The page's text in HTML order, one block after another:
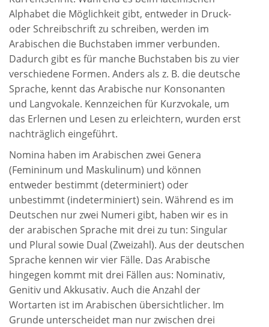
Alphabet die Möglichkeit gibt, entweder in Druck-
oder Schreibschrift zu schreiben, werden im
Arabischen die Buchstaben immer verbunden.
Dadurch gibt es für manche Buchstaben bis zu vier
verschiedene Formen. Anders als z. B. die deutsche
Sprache, kennt das Arabische nur Konsonanten
und Langvokale. Kennzeichen für Kurzvokale, um
das Erlernen und Lesen zu erleichtern, wurden erst
nachträglich eingeführt.
Nomina haben im Arabischen zwei Genera
(Femininum und Maskulinum) und können
entweder bestimmt (determiniert) oder
unbestimmt (indeterminiert) sein. Während es im
Deutschen nur zwei Numeri gibt, haben wir es in
der arabischen Sprache mit drei zu tun: Singular
und Plural sowie Dual (Zweizahl). Aus der deutschen
Sprache kennen wir vier Fälle. Das Arabische
hingegen kommt mit drei Fällen aus: Nominativ,
Genitiv und Akkusativ. Auch die Anzahl der
Wortarten ist im Arabischen übersichtlicher. Im
Grunde unterscheidet man nur zwischen drei